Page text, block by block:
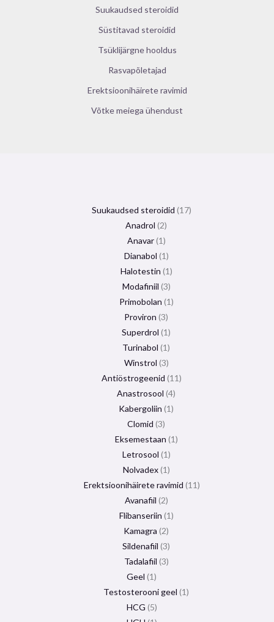
Suukaudsed steroidid
Süstitavad steroidid
Tsüklijärgne hooldus
Rasvapõletajad
Erektsioonihäirete ravimid
Võtke meiega ühendust
Suukaudsed steroidid 17
Anadrol 2
Anavar 1
Dianabol 1
Halotestin 1
Modafiniil 3
Primobolan 1
Proviron 3
Superdrol 1
Turinabol 1
Winstrol 3
Antiöstrogeenid 11
Anastrosool 4
Kabergoliin 1
Clomid 3
Eksemestaan ​​1
Letrosool 1
Nolvadex 1
Erektsioonihäirete ravimid 11
Avanafiil 2
Flibanseriin 1
Kamagra 2
Sildenafiil 3
Tadalafiil 3
Geel 1
Testosterooni geel 1
HCG 5